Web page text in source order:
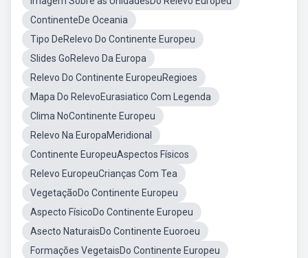
ContinenteDe Oceania
Tipo DeRelevo Do Continente Europeu
Slides GoRelevo Da Europa
Relevo Do Continente EuropeuRegioes
Mapa Do RelevoEurasiatico Com Legenda
Clima NoContinente Europeu
Relevo Na EuropaMeridional
Continente EuropeuAspectos Físicos
Relevo EuropeuCrianças Com Tea
VegetaçãoDo Continente Europeu
Aspecto FísicoDo Continente Europeu
Asecto NaturaisDo Continente Euoroeu
Formações VegetaisDo Continente Europeu